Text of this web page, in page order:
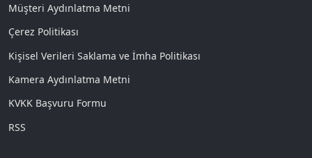
Müşteri Aydınlatma Metni
Çerez Politikası
Kişisel Verileri Saklama ve İmha Politikası
Kamera Aydınlatma Metni
KVKK Başvuru Formu
RSS